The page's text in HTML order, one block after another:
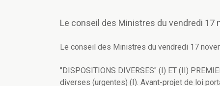
Le conseil des Ministres du vendredi 17
Le conseil des Ministres du vendredi 17
"DISPOSITIONS DIVERSES" (I) ET (II) PREMIER MINISTRE Avant-projet de loi portant des dispositions diverses (urgentes) (I). Avant-projet de loi portant des dispositions diverses (urgentes) (II). MINISTRE DU BUDGETMINISTRE DE LA PROTECTION DE LA CONSOMMATIONMINISTRE DE L'ECONOMIEMINISTRE DE L'ENERGIEMINISTRE DE LA POLITIQUE SCIENTIFIQUEMINISTRE DU COMMERCE EXTÉRIEUR Projet d'accord de coopération entre l'Etat fédéral, la Communauté flamande, la Communauté française et la Communauté germanophone relatif à la consultation mutuelle lors de l'élaboration d'une législation en matière de réseaux de communications électroniques, lors de l'échange d'informations et lors de l'exercice des compétences en matière de réseaux de communications électroniques par les autorités de régulation en charge des télécommunications ou de la radiodiffusion et la télévision. Avant-projet de loi portant des dispositions diverses (II) - Projet d'amendement (Assentiment à l'accord de coopération). LOI-PROGRAMME (I) ET (II) APPLICATION DE L'ARTICLE 104, ALINEA 2, DE LA CONSTITUTION MINISTRE DES AFFAIRES ÉTRANGÈRESSECRÉTAIRE D'ETAT AUX AFFAIRES EUROPÉENNES Transposition et mise en œuvre du droit européen en droit belge - Rapport d'avancement hebdomadaire. MINISTRE DES FINANCESSECRÉTAIRE D'ETAT À LA MODERNISATION DES FINANCES ET À LA LUTTE CONTRE LA FRAUDE FISCALE Plan de modernisation COPERFIN 2006 - Phase C. MINISTRE DU BUDGETMINISTRE DE LA PROTECTION DE LA CONSOMMATIONSECRÉTAIRE D'ETAT AUX ENTREPRISES PUBLIQUES Projet d'arrêté royal portant exécution des articles 6, 7 et 8 de l'arrêté royal du 28 décembre 2005 relatif à la reprise des obligations de pension de la S.N.C.B. Holding par l'Etat belge. Projet d'arrêté royal portant exécution de l'article 8 de l'arrêté royal du 28 décembre 2005 relatif à la reprise des obligations de pension de la S.N.C.B. Holding par l'Etat belge. POLITIQUE GÉNÉRALE PREMIER MINISTRE Projet d'arrêté royal modifiant diverses dispositions relatives à l'octroi et au paiement d'une prime syndicale à certains membres du personnel du secteur public. MINISTRE DE LA JUSTICEMINISTRE DE LA FONCTION PUBLIQUE Projet d'arrêté royal organisant les examens permettant aux candidats aux fonctions de greffier en chef, greffier, greffier adjoint et d'expert, d'expert administratif et d'assistant de greffe, de justifier qu'ils sont à même de se conformer aux dispositions de la loi sur l'emploi des langues en matière judiciaire. MINISTRE DE LA JUSTICE Avant-projet de loi organisant les relations entre les autorités publiques et les organisations syndicales des greffiers de l'organisation judiciaire, les référendaires près la Cour de cassation, les référendaires et les juristes de parquet près les cours et tribunaux. MINISTRE DE LA JUSTICE Projet d'accord de coopération entre l'Etat fédéral, la Communauté flamande, la Communauté française, la Communauté germanophone et la Commission communautaire commune portant sur l'organisation et le financement du stage parental fixés dans la loi relative à la protection de la jeunesse, à la prise en charge des mineurs ayant commis un fait qualifié infraction et à la réparation du dommage causé par ce fait. Avant-projet de loi portant assentiment à l'accord de coopération du … entre l'Etat fédéral, la Communauté flamande, la Communauté française, la Communauté germanophone et la Commission communautaire commune portant sur l'organisation et le financement du stage parental visé à la loi relative à la protection de la jeunesse, à la prise en charge des mineurs ayant commis un fait qualifié infraction et à la réparation du dommage causé par ce fait. Projet d'accord de coopération entre l'Etat fédéral, la Communauté flamande, la Communauté française, la Région wallonne, la Communauté germanophone et la Commission communautaire commune portant sur l'entrée en vigueur de l'article 7, 7° de la loi du 13 juin 2006 modifiant la législation relative à la protection de la jeunesse et à la prise en charge des mineurs ayant commis un fait qualifié infraction. Avant-projet de loi portant assentiment à l'accord de coopération du … entre l'Etat fédéral, la Communauté flamande, la Communauté française, la Région wallonne, la Communauté germanophone et la Commission communautaire commune portant sur l'organisation et le financement du stage parental visé à la loi relative à la